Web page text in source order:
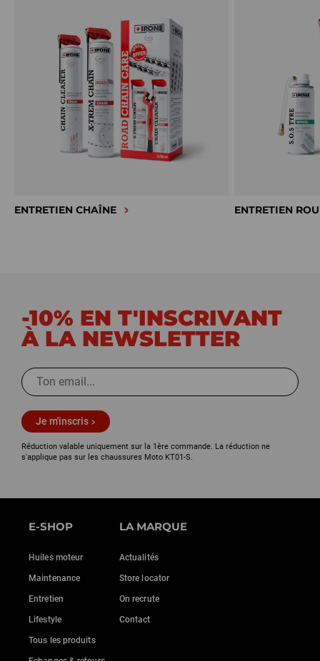
ENTRETIEN CHAÎNE ENTRETIEN
-10% EN T'INSCRIVANT
À LA NEWSLETTER
Je m'inscris
Réduction valable uniquement sur la 1ère commande. La réduction ne
s'applique pas sur les chaussures Moto KT01-S.
E-SHOP
Huiles moteur
Maintenance
Entretien
Lifestyle
Tous les produits
LA MARQUE
Actualités
Store locator
On recrute
Contact